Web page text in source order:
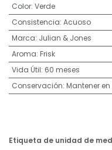
Color: Verde
Consistencia: Acuoso
Marca: Julian & Jones
Aroma: Frisk
Vida Útil: 60 meses
Conservación: Mantener en
Etiqueta de unidad de